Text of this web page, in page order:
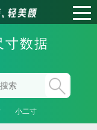
寸数据
小二寸